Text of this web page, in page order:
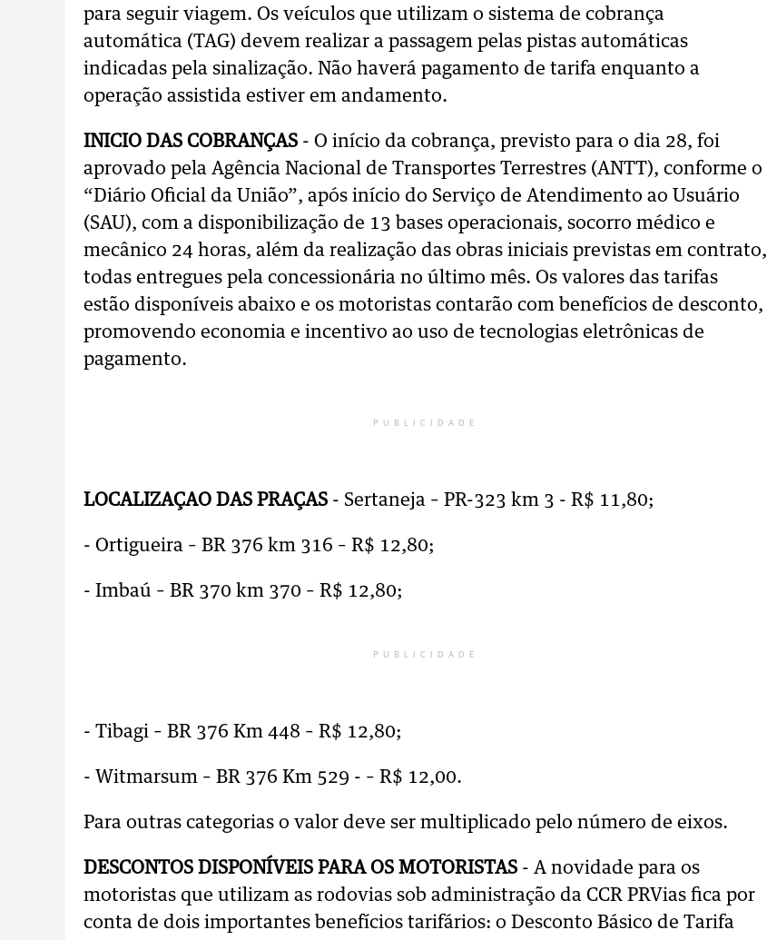
para seguir viagem. Os veículos que utilizam o sistema de cobrança
automática (TAG) devem realizar a passagem pelas pistas automáticas
indicadas pela sinalização. Não haverá pagamento de tarifa enquanto a
operação assistida estiver em andamento.
INICIO DAS COBRANÇAS - O início da cobrança, previsto para o dia 28, foi
aprovado pela Agência Nacional de Transportes Terrestres (ANTT), conforme o
“Diário Oficial da União”, após início do Serviço de Atendimento ao Usuário
(SAU), com a disponibilização de 13 bases operacionais, socorro médico e
mecânico 24 horas, além da realização das obras iniciais previstas em contrato,
todas entregues pela concessionária no último mês. Os valores das tarifas
estão disponíveis abaixo e os motoristas contarão com benefícios de desconto,
promovendo economia e incentivo ao uso de tecnologias eletrônicas de
pagamento.
PUBLICIDADE
LOCALIZAÇAO DAS PRAÇAS - Sertaneja – PR-323 km 3 - R$ 11,80;
- Ortigueira – BR 376 km 316 – R$ 12,80;
- Imbaú – BR 370 km 370 – R$ 12,80;
PUBLICIDADE
- Tibagi – BR 376 Km 448 – R$ 12,80;
- Witmarsum – BR 376 Km 529 - – R$ 12,00.
Para outras categorias o valor deve ser multiplicado pelo número de eixos.
DESCONTOS DISPONÍVEIS PARA OS MOTORISTAS - A novidade para os
motoristas que utilizam as rodovias sob administração da CCR PRVias fica por
conta de dois importantes benefícios tarifários: o Desconto Básico de Tarifa